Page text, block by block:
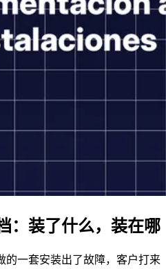
：装了什么，装在哪
的一套安装出了故障，客户打来